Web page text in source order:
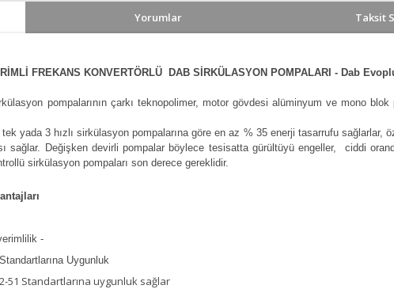
Yorumlar Taksit
FREKANS KONVERTÖRLÜ DAB SİRKÜLASYON POMPALARI - Dab
pompalarının çarkı teknopolimer, motor gövdesi alüminyum ve mono
yada 3 hızlı sirkülasyon pompalarına göre en az % 35 enerji tasarrufu sağlarlar,
sağlar. Değişken devirli pompalar böylece tesisatta gürültüyü engeller, ciddi
sirkülasyon pompaları son derece gereklidir.
-
Uygunluk
2-51 Standartlarına uygunluk sağlar